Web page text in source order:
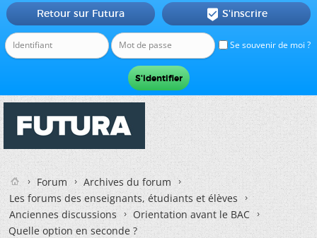
Se souvenir de moi ?
Retour sur Futura  S'inscrire
Forum
Archives du forum
Les forums des enseignants, étudiants et élèves
Anciennes discussions
Orientation avant le BAC
Quelle option en seconde ?